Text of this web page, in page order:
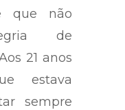
que não
de
21 anos
estava
sempre